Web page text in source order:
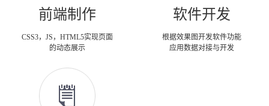
前端制作
CSS3，JS，HTML5实现页面
的动态展示
软件开发
根据效果图开发软件功能
应用数据对接与开发